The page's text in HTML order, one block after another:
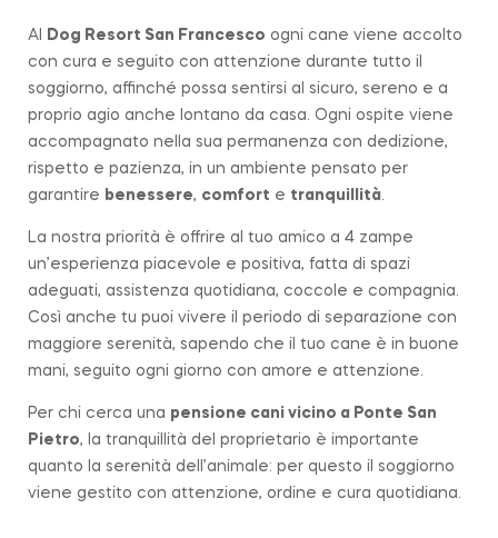
Al Dog Resort San Francesco ogni cane viene accolto
con cura e seguito con attenzione durante tutto il
soggiorno, affinché possa sentirsi al sicuro, sereno e a
proprio agio anche lontano da casa. Ogni ospite viene
accompagnato nella sua permanenza con dedizione,
rispetto e pazienza, in un ambiente pensato per
garantire benessere, comfort e tranquillità
La nostra priorità è offrire al tuo amico a 4 zampe
un’esperienza piacevole e positiva, fatta di spazi
adeguati, assistenza quotidiana, coccole e compagnia.
Così anche tu puoi vivere il periodo di separazione con
maggiore serenità, sapendo che il tuo cane è in buone
mani, seguito ogni giorno con amore e attenzione.
Per chi cerca una pensione cani vicino a Ponte San
Pietro, la tranquillità del proprietario è importante
quanto la serenità dell’animale: per questo il soggiorno
viene gestito con attenzione, ordine e cura quotidiana.